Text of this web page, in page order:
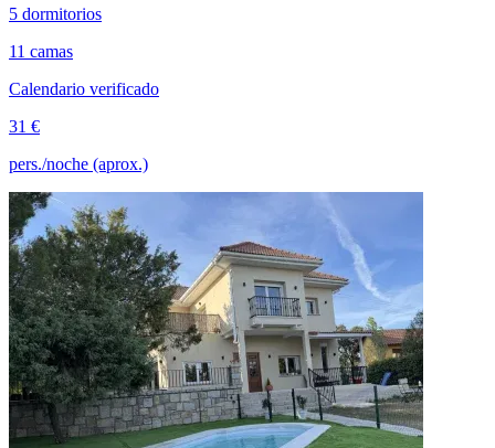
5 dormitorios
11 camas
Calendario verificado
31 €
pers./noche (aprox.)